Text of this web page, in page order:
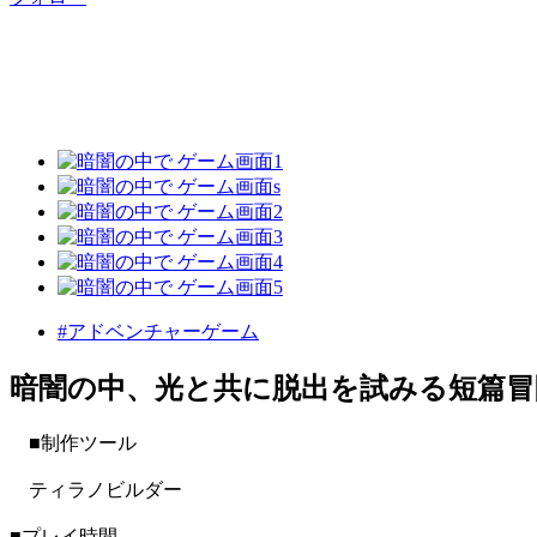
#アドベンチャーゲーム
暗闇の中、光と共に脱出を試みる短篇
■制作ツール
ティラノビルダー